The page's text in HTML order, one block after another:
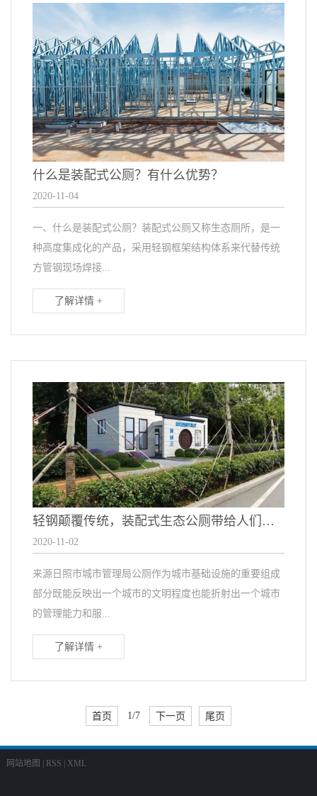
什么是装配式公厕？有什么优势？
2020-11-04
一、什么是装配式公厕？装配式公厕又称生态厕所，是一
种高度集成化的产品，采用轻钢框架结构体系来代替传统
方管钢现场焊接...
了解详情 +
轻钢颠覆传统，装配式生态公厕带给人们满满的幸福感
2020-11-02
来源日照市城市管理局公厕作为城市基础设施的重要组成
部分既能反映出一个城市的文明程度也能折射出一个城市
的管理能力和服...
了解详情 +
首页 1/7 下一页 尾页
网站地图 RSS XML